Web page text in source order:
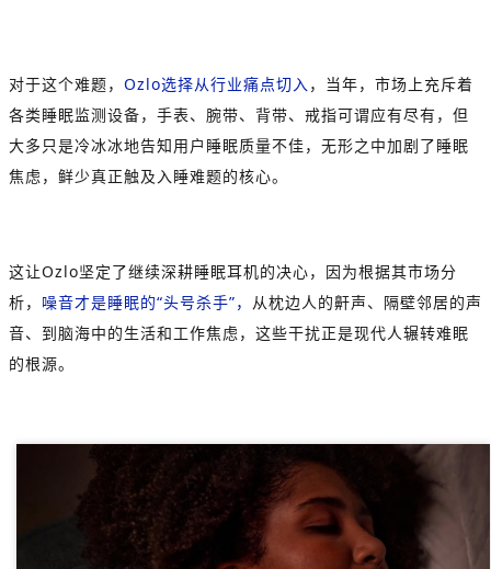
对于这个难题， Ozlo选择从行业痛点切入 ，当年，市场上充斥着
各类睡眠监测设备，手表、腕带、背带、戒指可谓应有尽有，但
大多只是冷冰冰地告知用户睡眠质量不佳，无形之中加剧了睡眠
焦虑，鲜少真正触及入睡难题的核心。
这让Ozlo坚定了继续深耕睡眠耳机的决心，因为根据其市场分
析， 噪音才是睡眠的“头号杀手”， 从枕边人的鼾声、隔壁邻居的声
音、到脑海中的生活和工作焦虑，这些干扰正是现代人辗转难眠
的根源。